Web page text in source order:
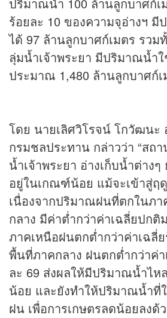
ร้อยละ 10 ของความจุอ่างฯ
ได้ 97 ล้านลูกบาศก์เมตร รวม
ลุ่มน้ำเจ้าพระยา มีปริมาณน้ำ
ประมาณ 1,480 ล้านลูกบาศก์เ
โดย นายเลิศวิโรจน์ โกวัฒนะ
กรมชลประทาน กล่าวว่า “สถ
น้ำเจ้าพระยา อ่างเก็บน้ำต่าง
อยู่ในเกณฑ์น้อย แม้จะเข้าสู่ฤ
เนื่องจากปริมาณฝนที่ตกในภา
กลาง มีค่าต่ำกว่าค่าเฉลี่ยปก
ภาคเหนือฝนตกต่ำกว่าค่าเฉลี่
พื้นที่ภาคกลาง ฝนตกต่ำกว่าค่า
ละ 69 ส่งผลให้มีปริมาณน้ำไห
น้อย และยังทำให้ปริมาณน้ำที่
ฝน เพื่อการเกษตรลดน้อยลงด้